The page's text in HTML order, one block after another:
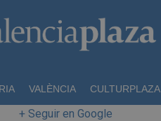
VALÈNCIA CULTURPLAZA
+ Seguir en Google